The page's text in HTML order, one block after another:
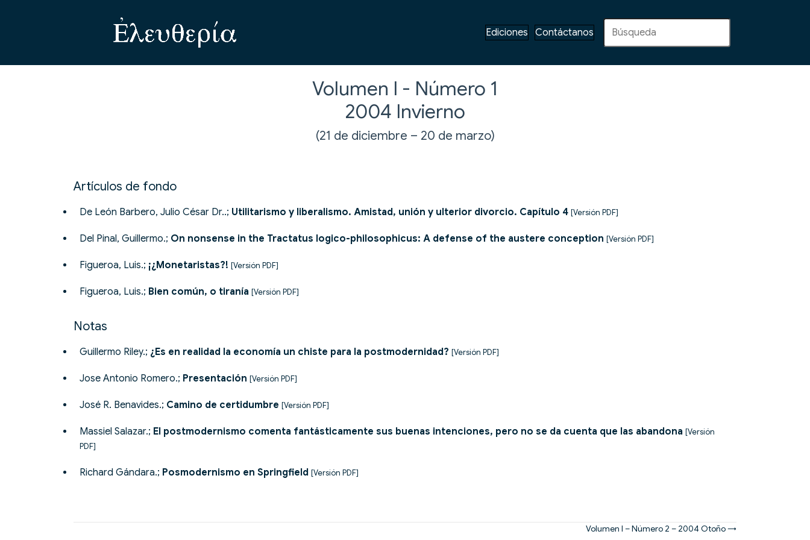
Ediciones Contáctanos
Volumen I - Número 1
2004 Invierno
(21 de diciembre – 20 de marzo)
Artículos de fondo
De León Barbero, Julio César Dr..; Utilitarismo y liberalismo. Amistad, unión y ulterior divorcio. Capítulo 4 [Versión PDF]
Del Pinal, Guillermo.; On nonsense in the Tractatus logico-philosophicus: A defense of the austere conception [Versión PDF]
Figueroa, Luis.; ¡¿Monetaristas?! [Versión PDF]
Figueroa, Luis.; Bien común, o tiranía [Versión PDF]
Notas
Guillermo Riley.; ¿Es en realidad la economía un chiste para la postmodernidad? [Versión PDF]
Jose Antonio Romero.; Presentación [Versión PDF]
José R. Benavides.; Camino de certidumbre [Versión PDF]
Massiel Salazar.; El postmodernismo comenta fantásticamente sus buenas intenciones, pero no se da cuenta que las abandona [Versión
PDF]
Richard Gándara.; Posmodernismo en Springfield [Versión PDF]
Volumen I – Número 2 – 2004 Otoño →